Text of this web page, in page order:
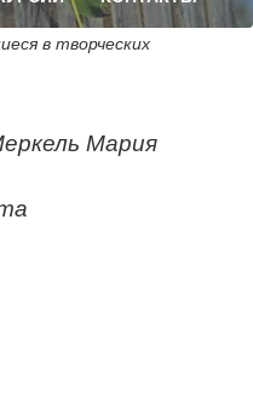
в творческих
Мария